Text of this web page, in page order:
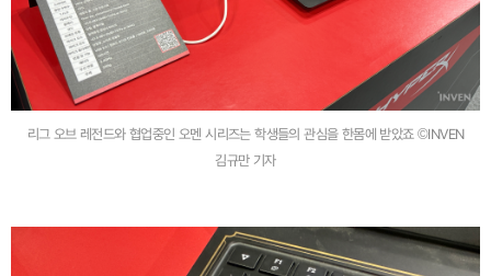
리그 오브 레전드와 협업중인 오멘 시리즈는 학생들의 관심을 한몸에 받았죠 ©INVEN
김규만 기자